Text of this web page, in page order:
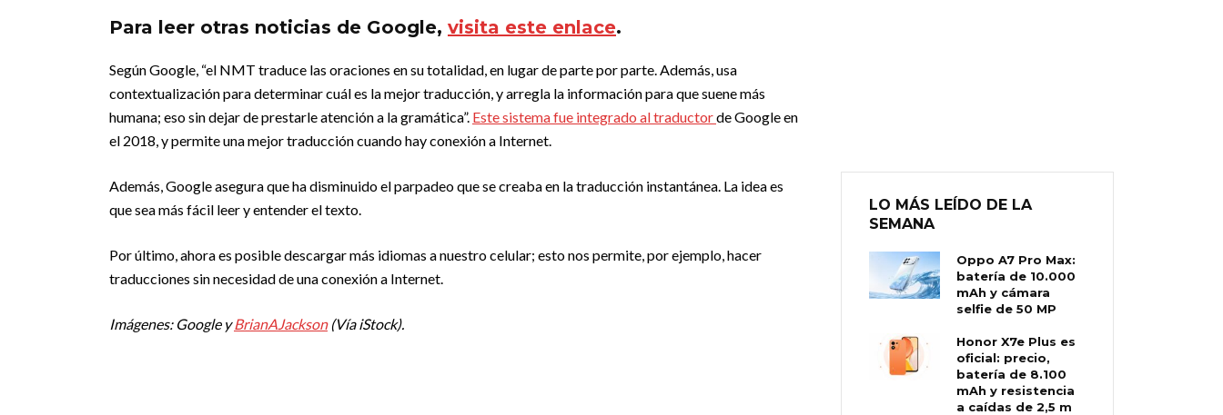
Para leer otras noticias de Google, visita este enlace.
Según Google, “el NMT traduce las oraciones en su totalidad, en lugar de parte por parte. Además, usa
contextualización para determinar cuál es la mejor traducción, y arregla la información para que suene más
humana; eso sin dejar de prestarle atención a la gramática”. Este sistema fue integrado al traductorde Google en
el 2018, y permite una mejor traducción cuando hay conexión a Internet.
Además, Google asegura que ha disminuido el parpadeo que se creaba en la traducción instantánea. La idea es
que sea más fácil leer y entender el texto.
Por último, ahora es posible descargar más idiomas a nuestro celular; esto nos permite, por ejemplo, hacer
traducciones sin necesidad de una conexión a Internet.
Imágenes: Google yBrianAJackson(Vía iStock).
LO MÁS LEÍDO DE LA
SEMANA
Oppo A7 Pro Max:
batería de 10.000
mAh y cámara
selfie de 50 MP
Honor X7e Plus es
oficial: precio,
batería de 8.100
mAh y resistencia
a caídas de 2,5 m